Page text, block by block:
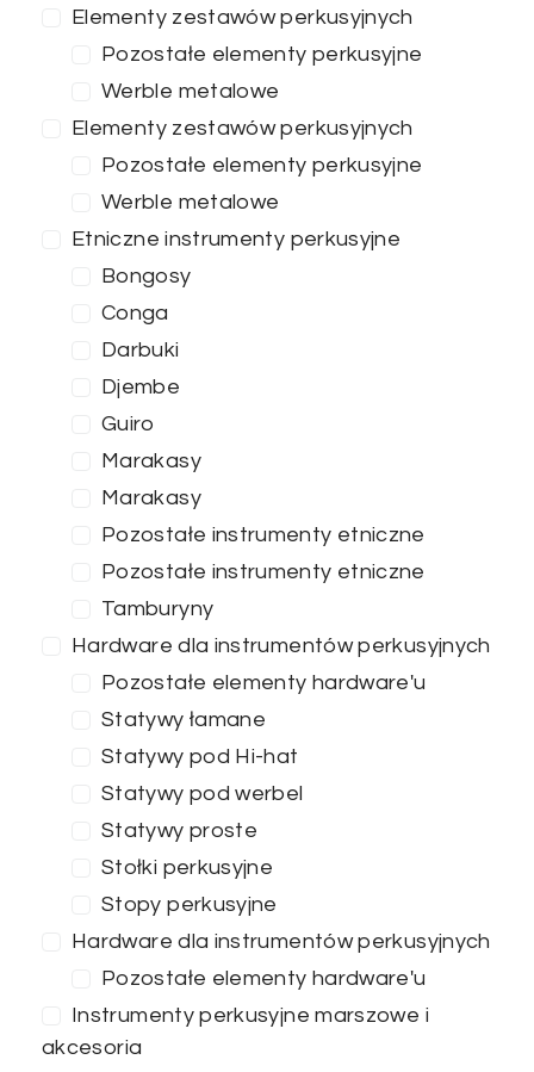
Elementy zestawów perkusyjnych
Pozostałe elementy perkusyjne
Werble metalowe
Elementy zestawów perkusyjnych
Pozostałe elementy perkusyjne
Werble metalowe
Etniczne instrumenty perkusyjne
Bongosy
Conga
Darbuki
Djembe
Guiro
Marakasy
Marakasy
Pozostałe instrumenty etniczne
Pozostałe instrumenty etniczne
Tamburyny
Hardware dla instrumentów perkusyjnych
Pozostałe elementy hardware'u
Statywy łamane
Statywy pod Hi-hat
Statywy pod werbel
Statywy proste
Stołki perkusyjne
Stopy perkusyjne
Hardware dla instrumentów perkusyjnych
Pozostałe elementy hardware'u
Instrumenty perkusyjne marszowe i
akcesoria
ZASTOSUJ FILTRY